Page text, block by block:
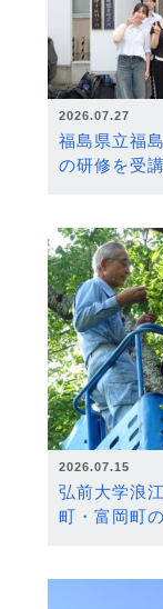
2026.07.27
福島県立福
の研修を受講
2026.07.15
弘前大学浪
町・富岡町